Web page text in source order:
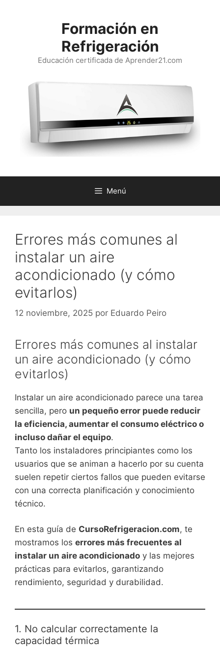
Formación en
Refrigeración
Educación certificada de Aprender21.com
Menú
Errores más comunes al
instalar un aire
acondicionado (y cómo
evitarlos)
12 noviembre, 2025 por Eduardo Peiro
Errores más comunes al instalar
un aire acondicionado (y cómo
evitarlos)
Instalar un aire acondicionado parece una tarea
sencilla, pero un pequeño error puede reducir
la eficiencia, aumentar el consumo eléctrico o
incluso dañar el equipo.
Tanto los instaladores principiantes como los
usuarios que se animan a hacerlo por su cuenta
suelen repetir ciertos fallos que pueden evitarse
con una correcta planificación y conocimiento
técnico.
En esta guía de CursoRefrigeracion.com, te
mostramos los errores más frecuentes al
instalar un aire acondicionado y las mejores
prácticas para evitarlos, garantizando
rendimiento, seguridad y durabilidad.
1. No calcular correctamente la
capacidad térmica